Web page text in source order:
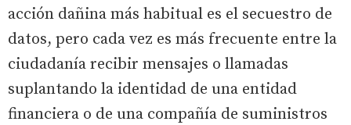
acción dañina más habitual es el secuestro de
datos, pero cada vez es más frecuente entre la
ciudadanía recibir mensajes o llamadas
suplantando la identidad de una entidad
financiera o de una compañía de suministros